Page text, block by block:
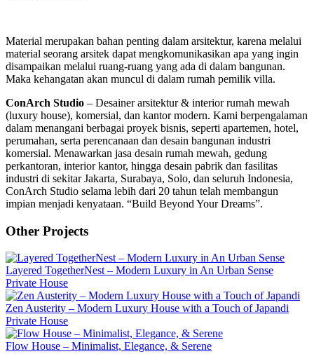
Material merupakan bahan penting dalam arsitektur, karena melalui
material seorang arsitek dapat mengkomunikasikan apa yang ingin
disampaikan melalui ruang-ruang yang ada di dalam bangunan.
Maka kehangatan akan muncul di dalam rumah pemilik villa.
ConArch Studio – Desainer arsitektur & interior rumah mewah
(luxury house), komersial, dan kantor modern. Kami berpengalaman
dalam menangani berbagai proyek bisnis, seperti apartemen, hotel,
perumahan, serta perencanaan dan desain bangunan industri
komersial. Menawarkan jasa desain rumah mewah, gedung
perkantoran, interior kantor, hingga desain pabrik dan fasilitas
industri di sekitar Jakarta, Surabaya, Solo, dan seluruh Indonesia,
ConArch Studio selama lebih dari 20 tahun telah membangun
impian menjadi kenyataan. “Build Beyond Your Dreams”.
Other Projects
Layered TogetherNest – Modern Luxury in An Urban Sense
Private House
Zen Austerity – Modern Luxury House with a Touch of Japandi
Private House
Flow House – Minimalist, Elegance, & Serene